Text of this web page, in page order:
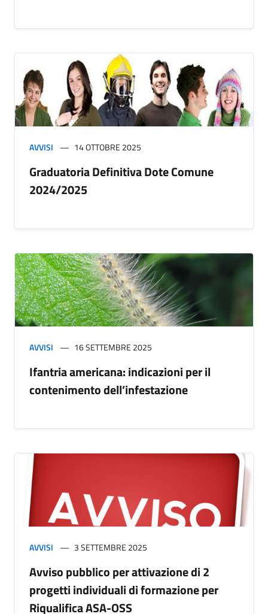
AVVISI 14 OTTOBRE 2025
Graduatoria Definitiva Dote Comune
2024/2025
AVVISI 16 SETTEMBRE 2025
Ifantria americana: indicazioni per il
contenimento dell’infestazione
AVVISI 3 SETTEMBRE 2025
Avviso pubblico per attivazione di 2
progetti individuali di formazione per
Riqualifica ASA-OSS